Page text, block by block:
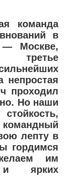
команда
в
— Москве,
третье
непростая
проходил
Но наши
лепту в
гордимся
им
и ярких